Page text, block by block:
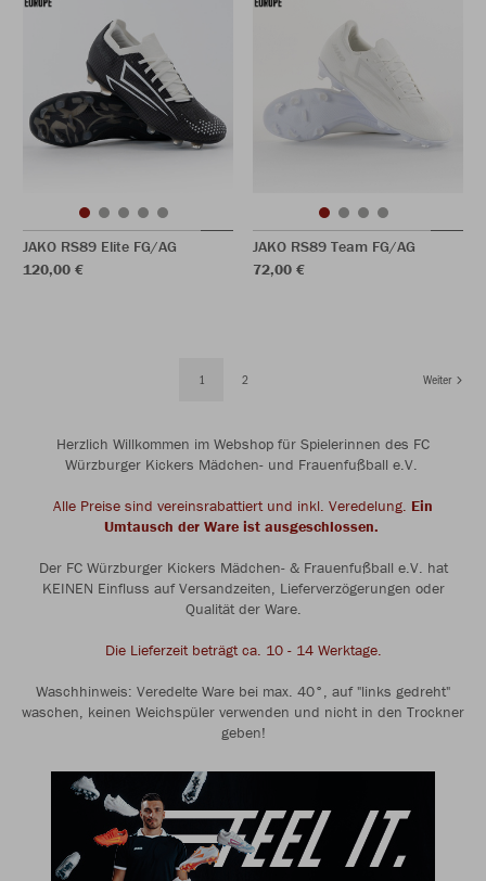
JAKO RS89 Elite FG/AG
120,00 €
JAKO RS89 Team FG/AG
72,00 €
1 2 Weiter
Herzlich Willkommen im Webshop für Spielerinnen des FC
Würzburger Kickers Mädchen- und Frauenfußball e.V.
Alle Preise sind vereinsrabattiert und inkl. Veredelung. Ein
Umtausch der Ware ist ausgeschlossen.
Der FC Würzburger Kickers Mädchen- & Frauenfußball e.V. hat
KEINEN Einfluss auf Versandzeiten, Lieferverzögerungen oder
Qualität der Ware.
Die Lieferzeit beträgt ca. 10 - 14 Werktage.
Waschhinweis: Veredelte Ware bei max. 40°, auf "links gedreht"
waschen, keinen Weichspüler verwenden und nicht in den Trockner
geben!